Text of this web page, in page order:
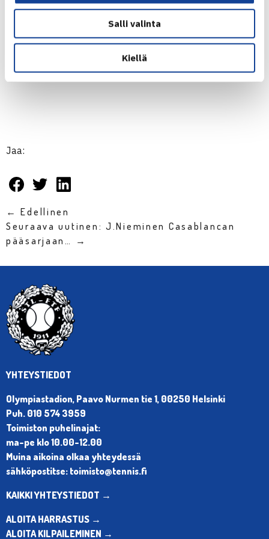
Salli valinta
Kiellä
Juniorien 12v ja 16v sisäkenttien SM-kilpailujen
Jaa:
← Edellinen
Seuraava uutinen: J.Nieminen Casablancan
pääsarjaan… →
YHTEYSTIEDOT
Olympiastadion, Paavo Nurmen tie 1, 00250 Helsinki
Puh. 010 574 3959
Toimiston puhelinajat:
ma-pe klo 10.00-12.00
Muina aikoina olkaa yhteydessä
sähköpostitse: toimisto@tennis.fi
KAIKKI YHTEYSTIEDOT →
ALOITA HARRASTUS →
ALOITA KILPAILEMINEN →